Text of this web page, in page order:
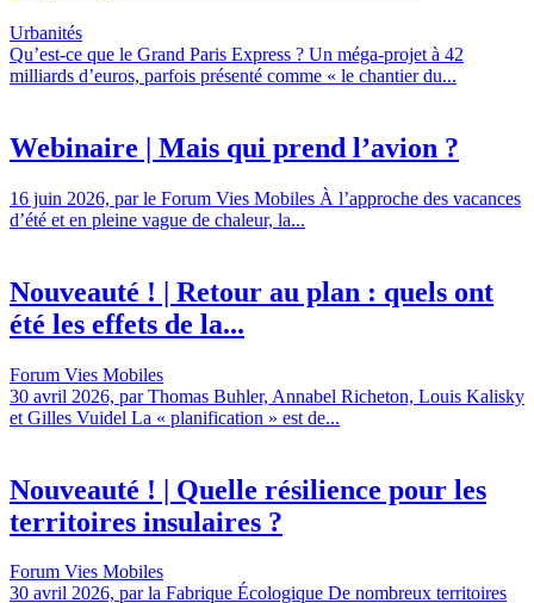
Urbanités
Qu’est-ce que le Grand Paris Express ? Un méga-projet à 42
milliards d’euros, parfois présenté comme « le chantier du...
Webinaire | Mais qui prend l’avion ?
16 juin 2026, par le Forum Vies Mobiles À l’approche des vacances
d’été et en pleine vague de chaleur, la...
Nouveauté ! | Retour au plan : quels ont
été les effets de la...
Forum Vies Mobiles
30 avril 2026, par Thomas Buhler, Annabel Richeton, Louis Kalisky
et Gilles Vuidel La « planification » est de...
Nouveauté ! | Quelle résilience pour les
territoires insulaires ?
Forum Vies Mobiles
30 avril 2026, par la Fabrique Écologique De nombreux territoires